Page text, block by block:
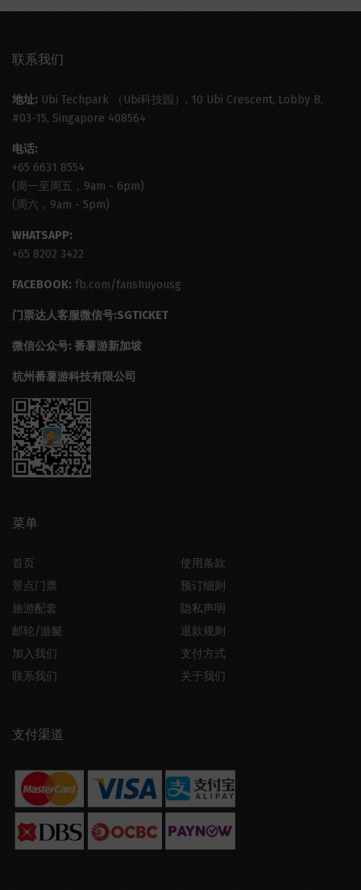
联系我们
地址: Ubi Techpark （Ubi科技园）, 10 Ubi Crescent, Lobby B,
#03-15, Singapore 408564
电话:
+65 6631 8554
(周一至周五，9am - 6pm)
(周六，9am - 5pm)
WHATSAPP:
+65 8202 3422
FACEBOOK: fb.com/fanshuyousg
门票达人客服微信号:SGTICKET
微信公众号: 番薯游新加坡
杭州番薯游科技有限公司
菜单
首页
使用条款
景点门票
预订细则
旅游配套
隐私声明
邮轮/游艇
退款规则
加入我们
支付方式
联系我们
关于我们
支付渠道